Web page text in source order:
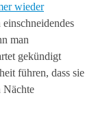
wieder
man
gekündigt
führen, dass sie
Nächte